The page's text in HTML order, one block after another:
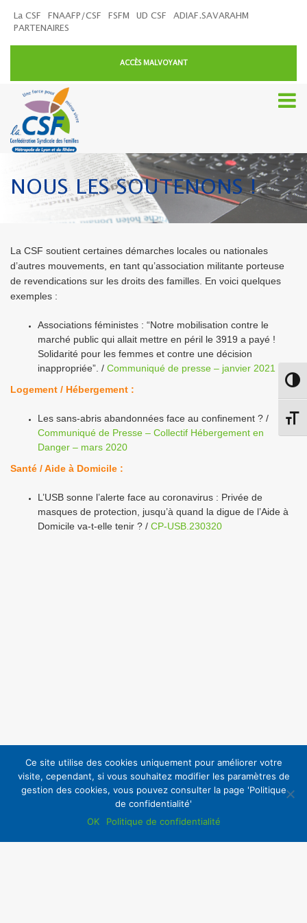
La CSF FNAAFP/CSF FSFM UD CSF
ADIAF.SAVARAHM
PARTENAIRES
ACCÈS MALVOYANT
NOUS LES SOUTENONS !
La CSF soutient certaines démarches locales ou nationales
d’autres mouvements, en tant qu’association militante porteuse
de revendications sur les droits des familles. En voici quelques
exemples :
Associations féministes : “Notre mobilisation contre le
marché public qui allait mettre en péril le 3919 a payé !
Solidarité pour les femmes et contre une décision
inappropriée”. / Communiqué de presse – janvier 2021
Logement / Hébergement :
Les sans-abris abandonnées face au confinement ? /
Communiqué de Presse – Collectif Hébergement en
Danger – mars 2020
Santé / Aide à Domicile :
L’USB sonne l’alerte face au coronavirus : Privée de
masques de protection, jusqu’à quand la digue de l’Aide à
Domicile va-t-elle tenir ? / CP-USB.230320
Ce site utilise des cookies uniquement pour améliorer votre
visite, cependant, si vous souhaitez modifier les paramètres de
gestion des cookies, vous pouvez consulter la page 'Politique
de confidentialité'
OK
Politique de confidentialité